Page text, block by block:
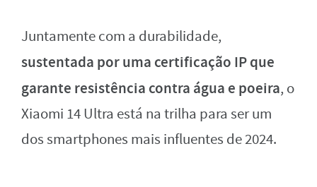
Juntamente com a durabilidade,
sustentada por uma certificação IP que
garante resistência contra água e poeira, o
Xiaomi 14 Ultra está na trilha para ser um
dos smartphones mais influentes de 2024.